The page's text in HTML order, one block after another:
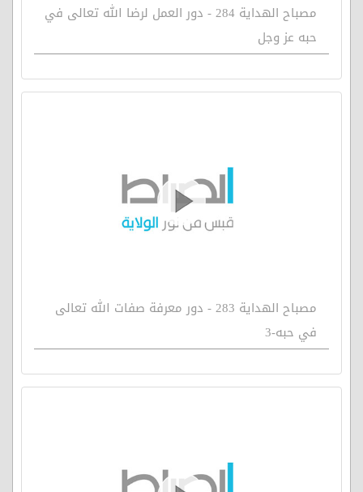
مصباح الهداية 284 - دور العمل لرضا الله تعالى في
حبه عز وجل
مصباح الهداية 283 - دور معرفة صفات الله تعالى
في حبه-3